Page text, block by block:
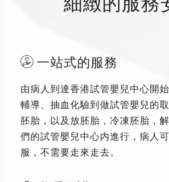
一站式的服務
由病人到達香港試管嬰兒中心開
輔導、抽血化驗到做試管嬰兒的
胚胎，以及放胚胎，冷凍胚胎，
們的試管嬰兒中心内進行，病人
服，不需要走來走去。